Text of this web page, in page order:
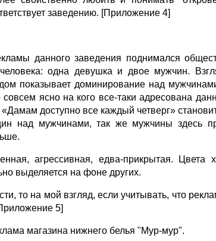
заведению. [Приложение 4]
данного заведения поднимался
одна девушка и двое мужчин.
показывает доминирование над
совсем ясно на кого все-таки адресована
доступно все каждый четверг»
над мужчинами, так же мужчины здесь
агрессивная, едва-прикрытая. Цвета
выделяется на фоне других.
то на мой взгляд, если учитывать, что
5]
магазина нижнего белья "Мур-мур".